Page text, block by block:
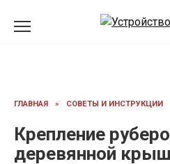
ГЛАВНАЯ » СОВЕТЫ И ИНСТРУКЦИИ
Крепление
деревянной